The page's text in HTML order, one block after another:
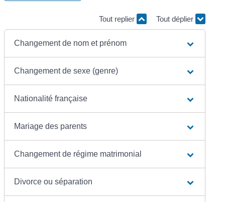
Tout replier Tout déplier
Changement de nom et prénom
Changement de sexe (genre)
Nationalité française
Mariage des parents
Changement de régime matrimonial
Divorce ou séparation